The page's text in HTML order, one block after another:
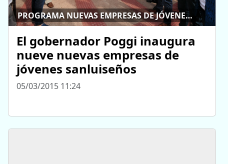
PROGRAMA NUEVAS EMPRESAS DE JÓVENES SANLUISEÑOS
El gobernador Poggi inaugura
nueve nuevas empresas de
jóvenes sanluiseños
05/03/2015 11:24